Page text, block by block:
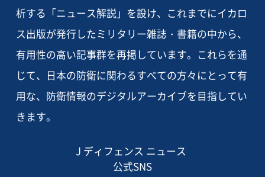
析する「ニュース解説」を設け、これまでにイカロ
ス出版が発行したミリタリー雑誌・書籍の中から、
有用性の高い記事群を再掲しています。これらを通
じて、日本の防衛に関わるすべての方々にとって有
用な、防衛情報のデジタルアーカイブを目指してい
きます。
J ディフェンス ニュース
公式SNS